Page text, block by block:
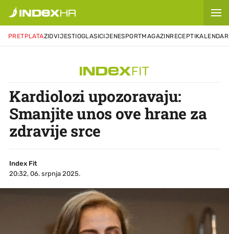
PRETPLATAZIDVIJESTIOGLASICIJENESPORTMAGAZINRECEPTIKALENDAR
Kardiolozi upozoravaju:
Smanjite unos ove hrane za
zdravije srce
Index Fit
20:32, 06. srpnja 2025.